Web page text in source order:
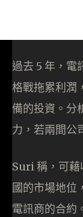
過去 5 年，電
格戰拖累利潤
備的投資。分
力，若兩間公
Suri 稱，可
國的市場地位
電訊商的合約